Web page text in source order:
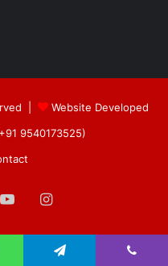
|
Website Developed
9540173525)
YouTubeInstagram